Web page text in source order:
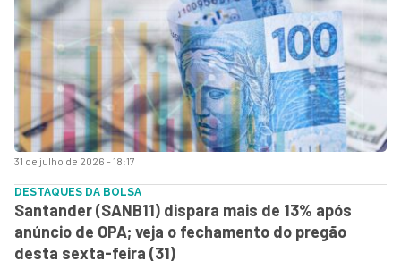
31 de julho de 2026 - 18:17
DESTAQUES DA BOLSA
Santander (SANB11) dispara mais de 13% após
anúncio de OPA; veja o fechamento do pregão
desta sexta-feira (31)